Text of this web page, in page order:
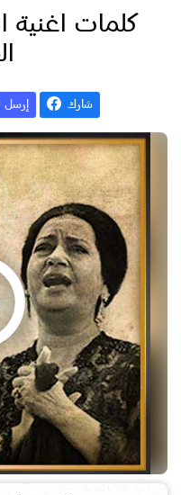
كلمات اغنية
شارك إرسل